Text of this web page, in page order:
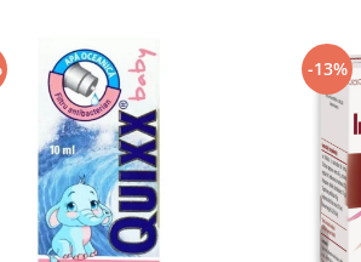
-13%